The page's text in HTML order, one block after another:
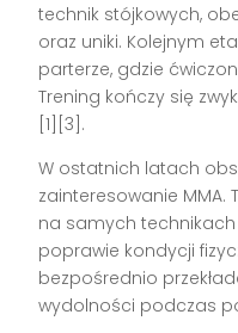
technik stójkowych,
oraz uniki. Kolejnym
parterze, gdzie
Trening kończy się
[1][3].
W ostatnich latach
zainteresowanie MMA.
na samych technikach
poprawie kondycji
bezpośrednio
wydolności podczas